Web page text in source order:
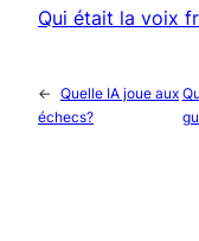
Qui était la voix
← Quelle IA joue aux
échecs?